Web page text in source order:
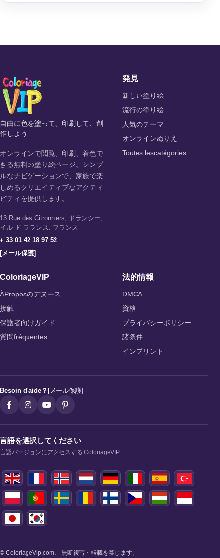
自由に色を塗って、印刷して、創
作しよう
オンラインで閲覧、印刷、着色で
きる無料の塗り絵ページ。シンプ
ルなナビゲーションで、家族で楽
しめるクリエイティブなアクティ
ビティを提供します。
13 Rue des Citronniers, ドランシー,
イル ド フランス, フランス
+ 33 01 42 18 97 52
[メール保護]
発見
新しい塗り絵
流行の塗り絵
人気のテーマ
オンラインぬりえ
Toutes lescatégories
ColoriageVIP
ÀProposのデヌース
接触
保護者向けガイド
質問fréquentes
法的情報
DMCA
資格
プライバシーポリシー
諸条件
インプリント
Besoin d'aide？ [メール保護]
言語を選択してください
言語バージョンにアクセスする ColoriageVIP
© ColoriageVip.com。 無断複写・転載を禁じます。